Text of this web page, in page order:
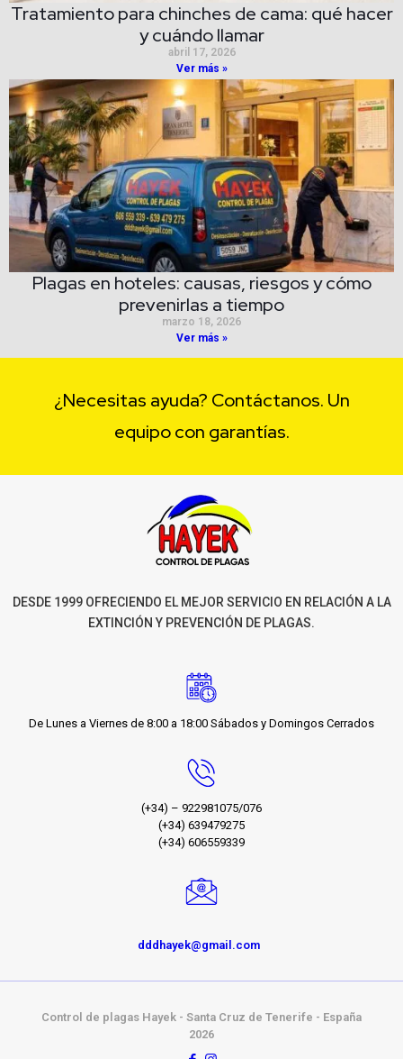
Tratamiento para chinches de cama: qué hacer
y cuándo llamar
abril 17, 2026
Ver más »
Plagas en hoteles: causas, riesgos y cómo
prevenirlas a tiempo
marzo 18, 2026
Ver más »
¿Necesitas ayuda? Contáctanos. Un
equipo con garantías.
DESDE 1999 OFRECIENDO EL MEJOR SERVICIO EN RELACIÓN A LA
EXTINCIÓN Y PREVENCIÓN DE PLAGAS.
De Lunes a Viernes de 8:00 a 18:00 Sábados y Domingos Cerrados
(+34) – 922981075/076
(+34) 639479275
(+34) 606559339
dddhayek@gmail.com
Control de plagas Hayek - Santa Cruz de Tenerife - España
2026